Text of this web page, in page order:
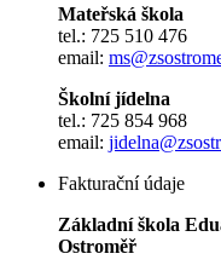
Mateřská škola
tel.: 725 510 476
email:
Školní jídelna
tel.: 725 854 968
email:
Fakturační údaje
Základní škola
Ostroměř